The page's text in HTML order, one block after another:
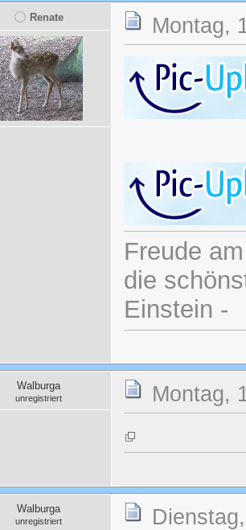
Renate Montag,
Freude
die
Einstein -
Walburga
unregistriert Montag,
Walburga
unregistriert